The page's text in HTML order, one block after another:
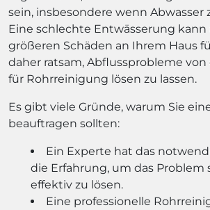
sein, insbesondere wenn Abwasser
Eine schlechte Entwässerung kann
größeren Schäden an Ihrem Haus
daher ratsam, Abflussprobleme
für Rohrreinigung lösen zu lassen.
Es gibt viele Gründe, warum Sie
beauftragen sollten:
Ein Experte hat das
die Erfahrung, um das Problem
effektiv zu lösen.
Eine professionelle